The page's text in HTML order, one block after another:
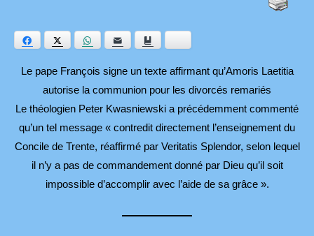
Facebook Twitter WhatsAppE-mail
Le pape François signe un texte affirmant qu’Amoris Laetitia
autorise la communion pour les divorcés remariés
Le théologien Peter Kwasniewski a précédemment commenté
qu’un tel message « contredit directement l’enseignement du
Concile de Trente, réaffirmé par Veritatis Splendor, selon lequel
il n’y a pas de commandement donné par Dieu qu’il soit
impossible d’accomplir avec l’aide de sa grâce ».